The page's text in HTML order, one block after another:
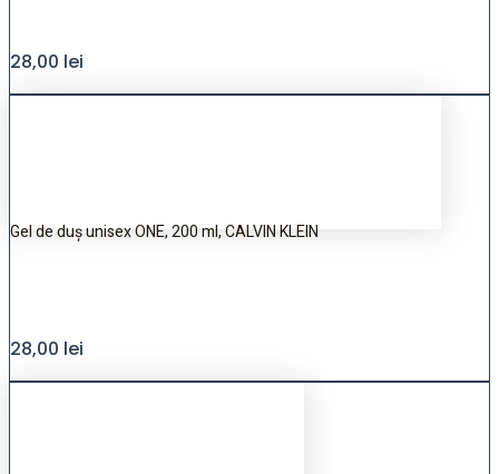
28,00 lei
Gel de duș unisex ONE, 200 ml, CALVIN KLEIN
28,00 lei